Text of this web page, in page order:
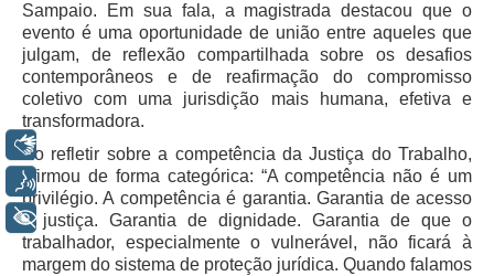
Cartilhas
Cadastro de Peritos, Tradutores e Intérpretes
Calendários
Calendário Geral
Calendário de Eventos
Calendário de Eventos passados
Calendário das Sessões
Calendário das Correições
Sampaio. Em sua fala, a magistrada destacou que o
evento é uma oportunidade de união entre aqueles que
julgam, de reflexão compartilhada sobre os desafios
contemporâneos e de reafirmação do compromisso
coletivo com uma jurisdição mais humana, efetiva e
transformadora.
Ao refletir sobre a competência da Justiça do Trabalho,
afirmou de forma categórica: “A competência não é um
privilégio. A competência é garantia. Garantia de acesso
à justiça. Garantia de dignidade. Garantia de que o
trabalhador, especialmente o vulnerável, não ficará à
margem do sistema de proteção jurídica. Quando falamos
Libras
Voz
+ Acessibilidade